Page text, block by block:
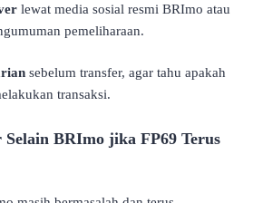
lewat media sosial resmi BRImo atau
pemeliharaan.
sebelum transfer, agar tahu apakah
transaksi.
BRImo jika FP69 Terus